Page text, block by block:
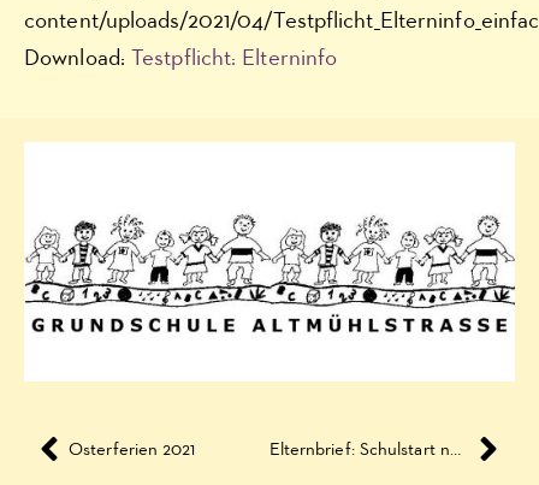
content/uploads/2021/04/
Download: Testpflicht: Elterninfo
Osterferien 2021